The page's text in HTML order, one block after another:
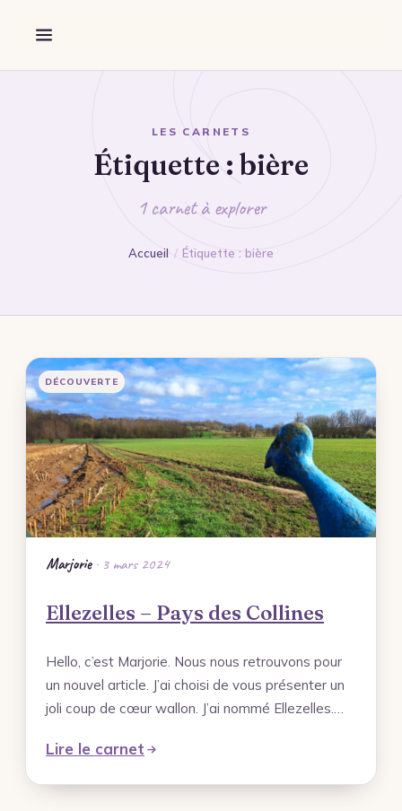
Destination
Mon Portfolio
Mes photos
Forêt de Marchiennes – Portfolio
Ville de Tournai – Belgique – Portfolio
Terre de Mineurs – Portfolio
Les Ardennes Belges – Coup de Cœur –
Les Monts des Flandres – Idée Rando –
Rechercher
LES CARNETS
Étiquette : bière
1 carnet à explorer
Accueil / Étiquette : bière
DÉCOUVERTE
Marjorie· 3 mars 2024
Ellezelles – Pays des Collines
Hello, c’est Marjorie. Nous nous retrouvons pour
un nouvel article. J’ai choisi de vous présenter un
joli coup de cœur wallon. J’ai nommé Ellezelles.…
Lire le carnet